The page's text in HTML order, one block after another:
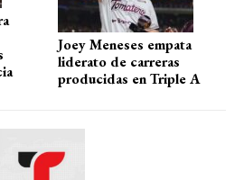
Joey Meneses empata
liderato de carreras
producidas en Triple A